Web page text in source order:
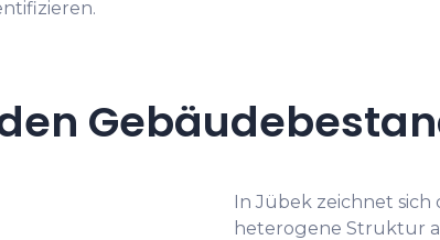
In Jübek zeichnet
heterogene Struktur